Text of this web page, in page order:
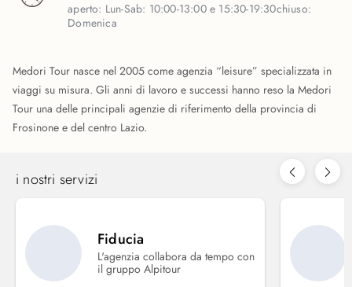
aperto: Lun-Sab: 10:00-13:00 e 15:30-19:30chiuso:
Domenica
Medori Tour nasce nel 2005 come agenzia “leisure” specializzata in
viaggi su misura. Gli anni di lavoro e successi hanno reso la Medori
Tour una delle principali agenzie di riferimento della provincia di
Frosinone e del centro Lazio.
i nostri servizi
Fiducia
L'agenzia collabora da tempo con
il gruppo Alpitour